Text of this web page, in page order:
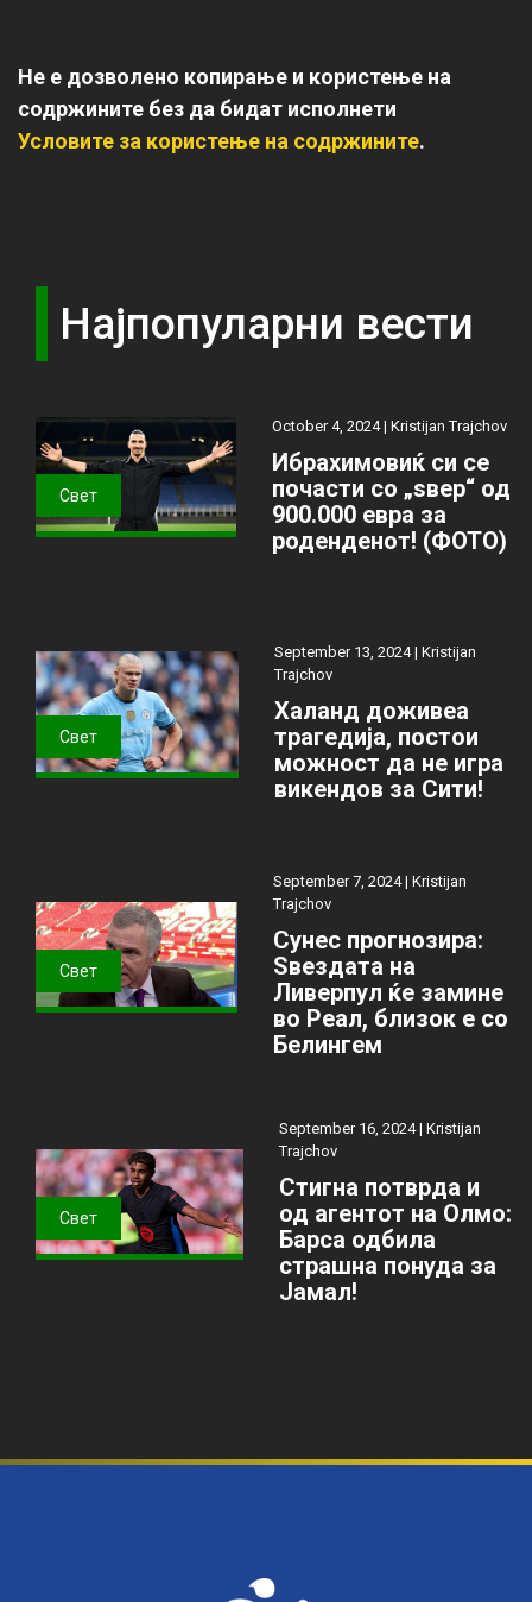
Не е дозволено копирање и користење на
содржините без да бидат исполнети
Условите за користење на содржините.
Најпопуларни вести
Свет
October 4, 2024 |Kristijan Trajchov
Ибрахимовиќ си се
почасти со „ѕвер“ од
900.000 евра за
роденденот! (ФОТО)
Свет
September 13, 2024 | Kristijan
Trajchov
Халанд доживеа
трагедија, постои
можност да не игра
викендов за Сити!
Свет
September 7, 2024 | Kristijan
Trajchov
Сунес прогнозира:
Ѕвездата на
Ливерпул ќе замине
во Реал, близок е со
Белингем
Свет
September 16, 2024 | Kristijan
Trajchov
Стигна потврда и
од агентот на Олмо:
Барса одбила
страшна понуда за
Јамал!